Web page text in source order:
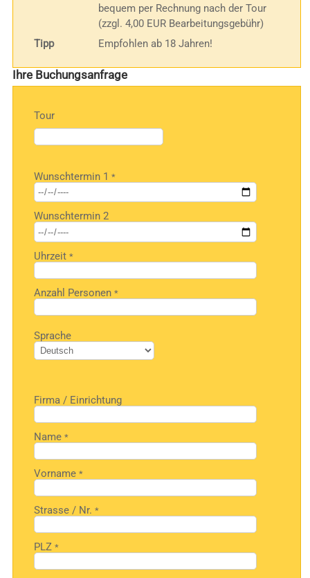
bequem per Rechnung nach der Tour
(zzgl. 4,00 EUR Bearbeitungsgebühr)
Tipp
Empfohlen ab 18 Jahren!
Ihre Buchungsanfrage
Tour
lasse
dieses
leer.
Wunschtermin 1*
Wunschtermin 2
Uhrzeit*
Anzahl Personen*
Bitte
lasse
dieses
Feld
Sprache
Firma / Einrichtung
Name*
Vorname*
Strasse / Nr.*
PLZ*